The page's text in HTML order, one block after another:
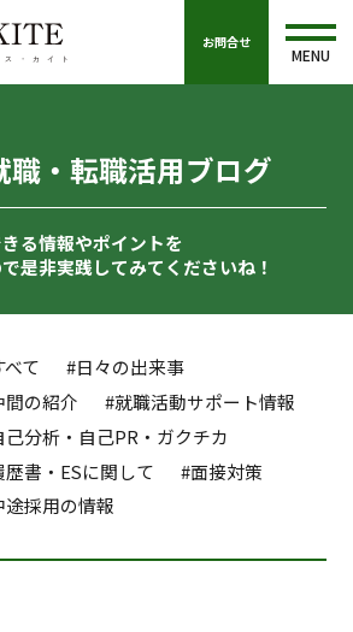
お問合せ
MENU
職・転職活用ブログ
る情報やポイントを
是非実践してみてくださいね！
べて
#日々の出来事
間の紹介
#就職活動サポート情報
己分析・自己PR・ガクチカ
歴書・ESに関して
#面接対策
途採用の情報